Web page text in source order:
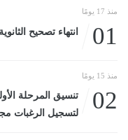
منذ 17 يومًا
01 انتهاء تصحيح
منذ 15 يومًا
02
لتسجيل الرغبات